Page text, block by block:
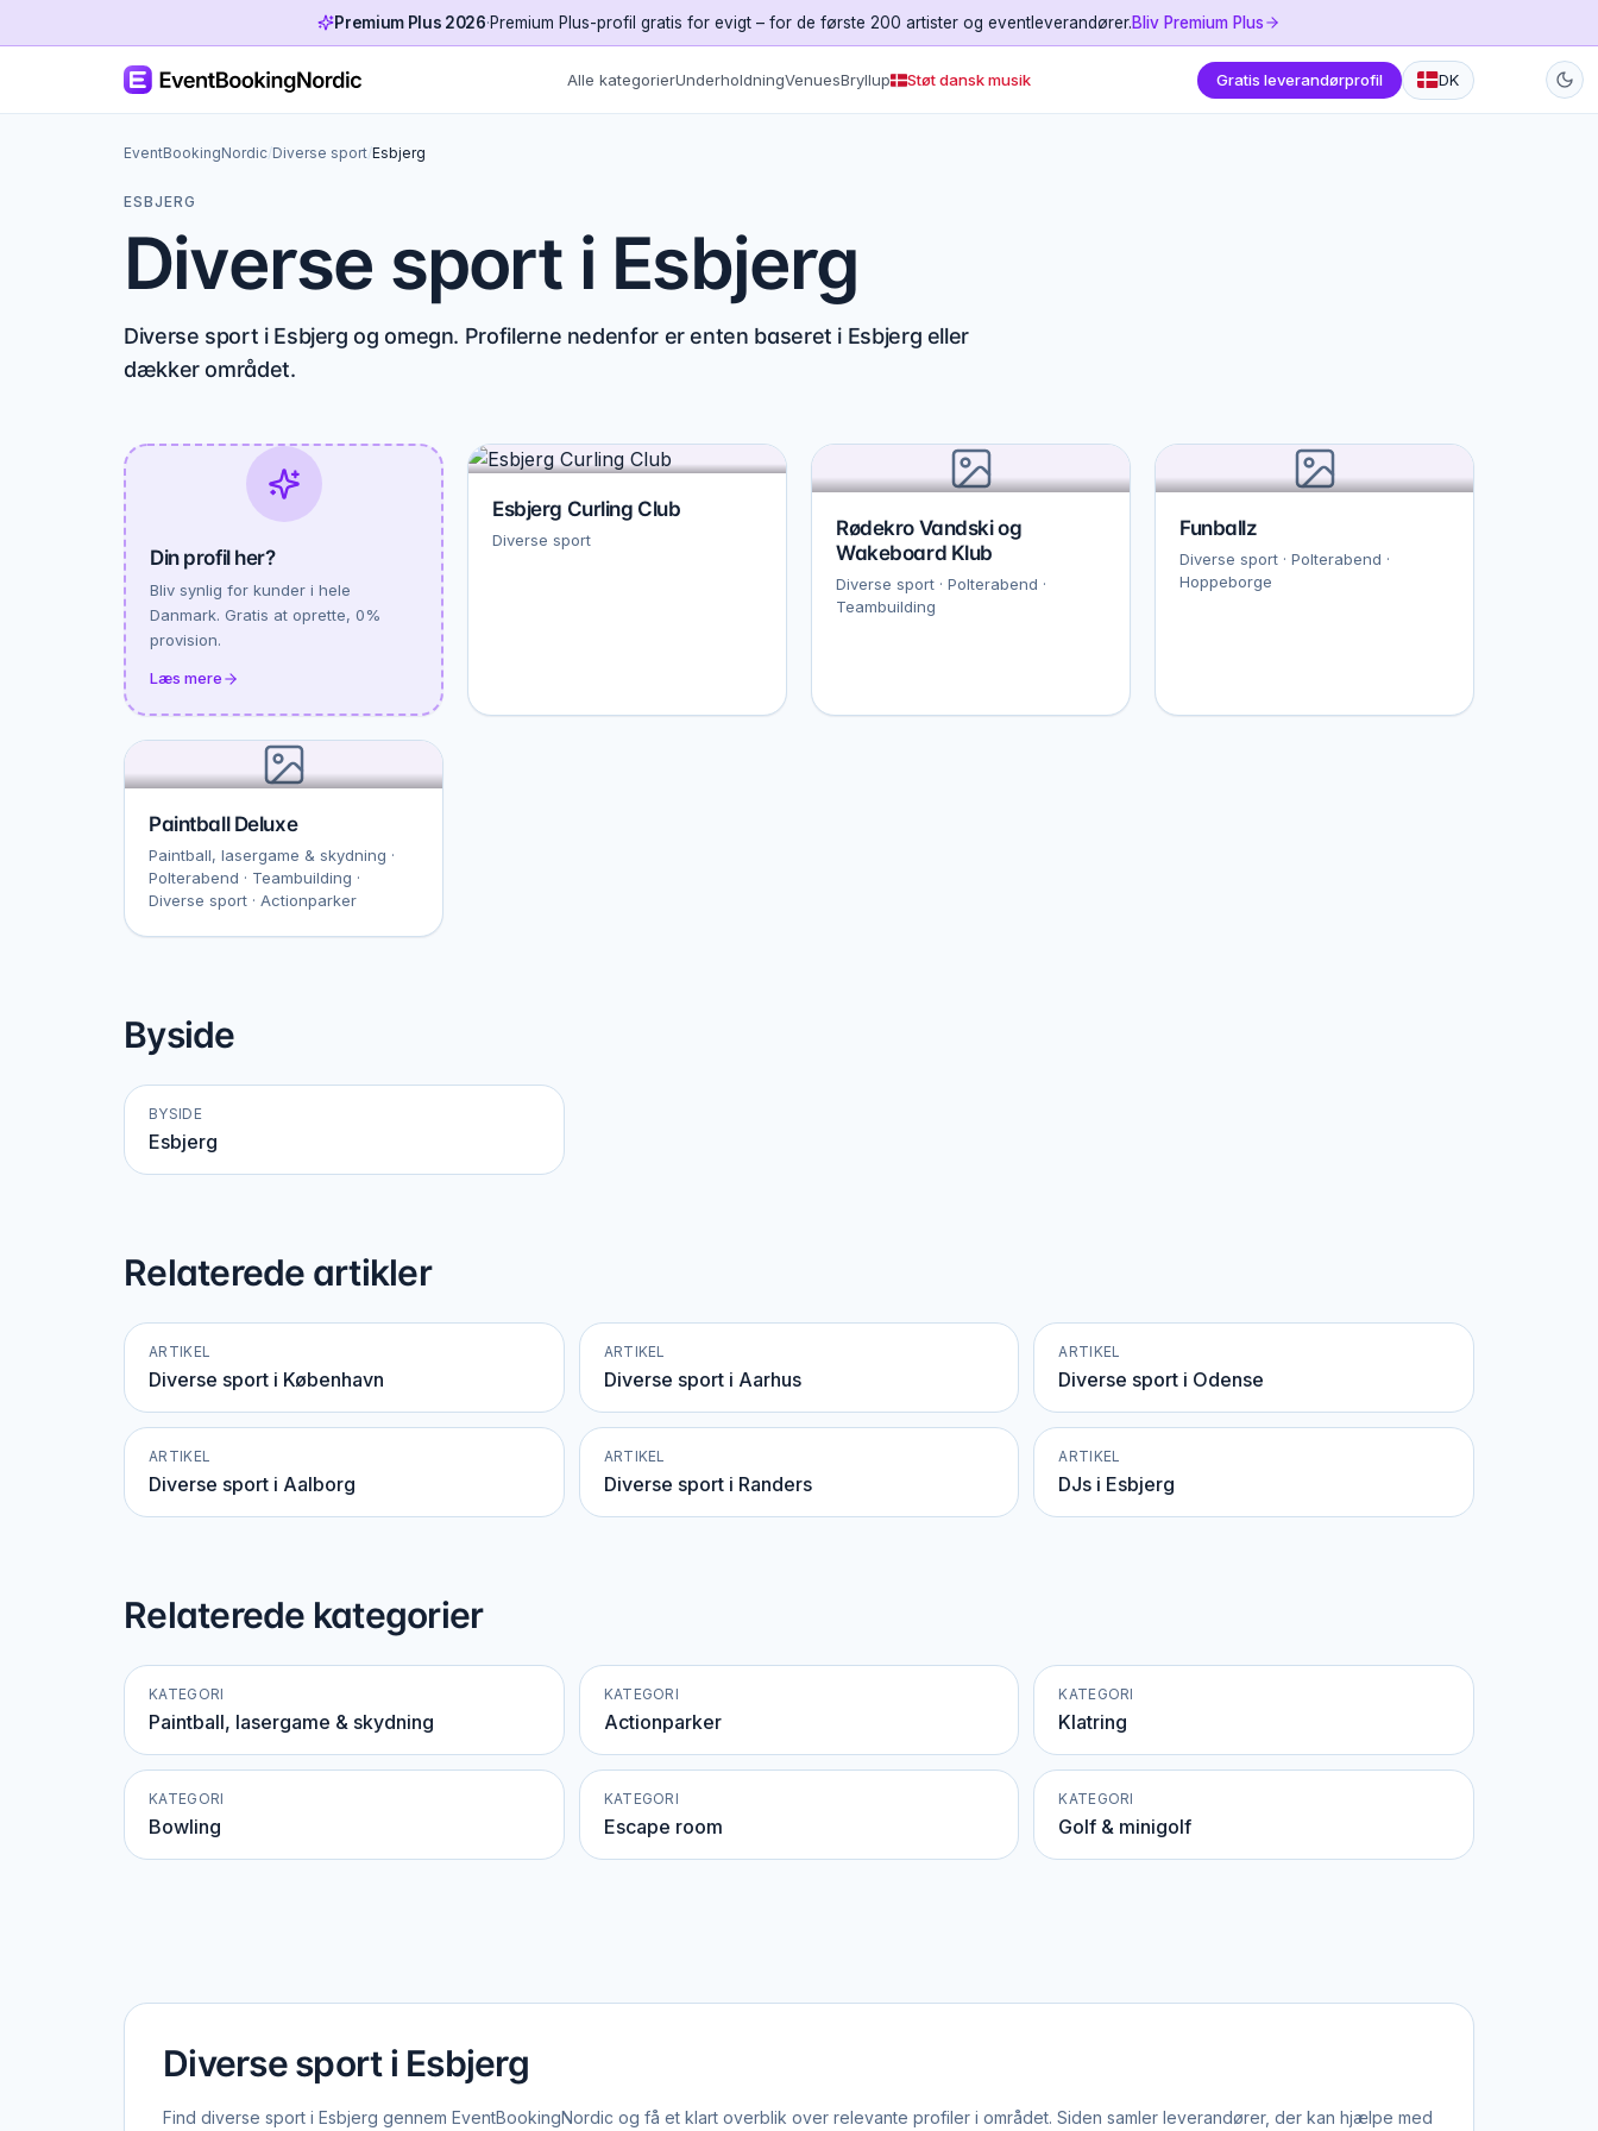
Premium Plus 2026·Premium Plus-profil gratis for evigt – for de første 200 artister og eventleverandører.Bliv Premium Plus
Alle kategorierUnderholdningVenuesBryllup Støt dansk musik Gratis leverandørprofil DK
EventBookingNordic/Diverse sport/Esbjerg
ESBJERG
Diverse sport i Esbjerg
Diverse sport i Esbjerg og omegn. Profilerne nedenfor er enten baseret i Esbjerg eller
dækker området.
Din profil her?
Bliv synlig for kunder i hele
Danmark. Gratis at oprette, 0%
provision.
Læs mere
Esbjerg Curling Club
Diverse sport
Rødekro Vandski og
Wakeboard Klub
Diverse sport · Polterabend ·
Teambuilding
Funballz
Diverse sport · Polterabend ·
Hoppeborge
Paintball Deluxe
Paintball, lasergame & skydning ·
Polterabend · Teambuilding ·
Diverse sport · Actionparker
Byside
BYSIDE
Esbjerg
Relaterede artikler
ARTIKEL
Diverse sport i København
ARTIKEL
Diverse sport i Aarhus
ARTIKEL
Diverse sport i Odense
ARTIKEL
Diverse sport i Aalborg
ARTIKEL
Diverse sport i Randers
ARTIKEL
DJs i Esbjerg
Relaterede kategorier
KATEGORI
Paintball, lasergame & skydning
KATEGORI
Actionparker
KATEGORI
Klatring
KATEGORI
Bowling
KATEGORI
Escape room
KATEGORI
Golf & minigolf
Diverse sport i Esbjerg
Find diverse sport i Esbjerg gennem EventBookingNordic og få et klart overblik over relevante profiler i området. Siden samler leverandører, der kan hjælpe med